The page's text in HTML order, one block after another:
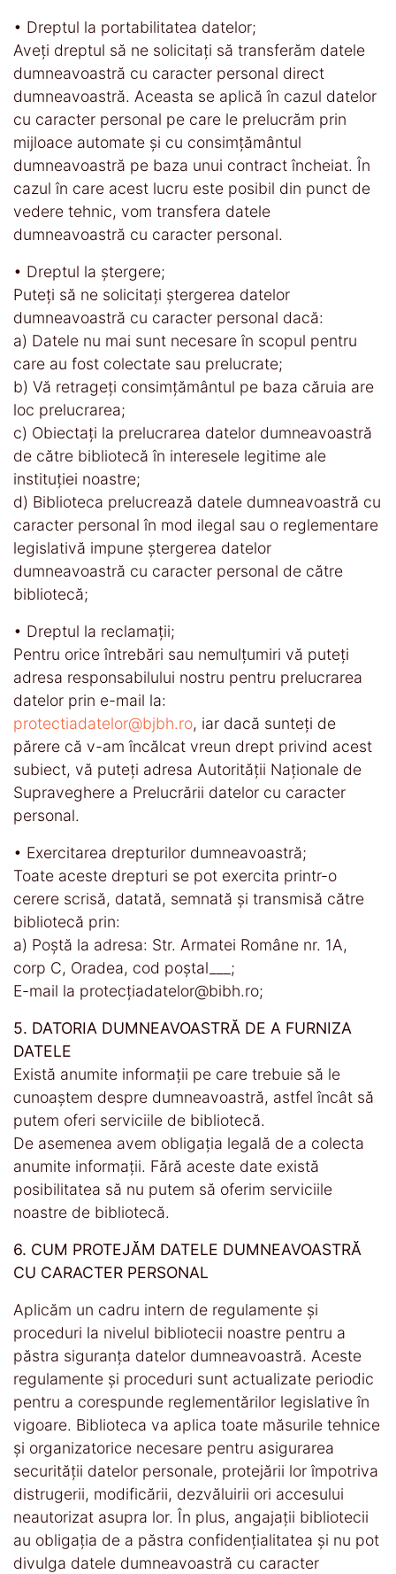
• Dreptul la portabilitatea datelor;
Aveți dreptul să ne solicitați să transferăm datele
dumneavoastră cu caracter personal direct
dumneavoastră. Aceasta se aplică în cazul datelor
cu caracter personal pe care le prelucrăm prin
mijloace automate și cu consimțământul
dumneavoastră pe baza unui contract încheiat. În
cazul în care acest lucru este posibil din punct de
vedere tehnic, vom transfera datele
dumneavoastră cu caracter personal.
• Dreptul la ștergere;
Puteți să ne solicitați ștergerea datelor
dumneavoastră cu caracter personal dacă:
a) Datele nu mai sunt necesare în scopul pentru
care au fost colectate sau prelucrate;
b) Vă retrageți consimțământul pe baza căruia are
loc prelucrarea;
c) Obiectați la prelucrarea datelor dumneavoastră
de către bibliotecă în interesele legitime ale
instituției noastre;
d) Biblioteca prelucrează datele dumneavoastră cu
caracter personal în mod ilegal sau o reglementare
legislativă impune ștergerea datelor
dumneavoastră cu caracter personal de către
bibliotecă;
• Dreptul la reclamații;
Pentru orice întrebări sau nemulțumiri vă puteți
adresa responsabilului nostru pentru prelucrarea
datelor prin e-mail la:
protectiadatelor@bjbh.ro, iar dacă sunteți de
părere că v-am încălcat vreun drept privind acest
subiect, vă puteți adresa Autorității Naționale de
Supraveghere a Prelucrării datelor cu caracter
personal.
• Exercitarea drepturilor dumneavoastră;
Toate aceste drepturi se pot exercita printr-o
cerere scrisă, datată, semnată și transmisă către
bibliotecă prin:
a) Poștă la adresa: Str. Armatei Române nr. 1A,
corp C, Oradea, cod poștal ___;
E-mail la protecțiadatelor@bibh.ro;
5. DATORIA DUMNEAVOASTRĂ DE A FURNIZA
DATELE
Există anumite informații pe care trebuie să le
cunoaștem despre dumneavoastră, astfel încât să
putem oferi serviciile de bibliotecă.
De asemenea avem obligația legală de a colecta
anumite informații. Fără aceste date există
posibilitatea să nu putem să oferim serviciile
noastre de bibliotecă.
6. CUM PROTEJĂM DATELE DUMNEAVOASTRĂ
CU CARACTER PERSONAL
Aplicăm un cadru intern de regulamente și
proceduri la nivelul bibliotecii noastre pentru a
păstra siguranța datelor dumneavoastră. Aceste
regulamente și proceduri sunt actualizate periodic
pentru a corespunde reglementărilor legislative în
vigoare. Biblioteca va aplica toate măsurile tehnice
și organizatorice necesare pentru asigurarea
securității datelor personale, protejării lor împotriva
distrugerii, modificării, dezvăluirii ori accesului
neautorizat asupra lor. În plus, angajații bibliotecii
au obligația de a păstra confidențialitatea și nu pot
divulga datele dumneavoastră cu caracter